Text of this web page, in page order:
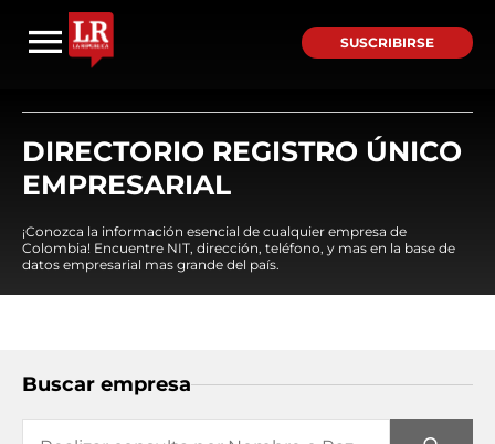
SUSCRIBIRSE
DIRECTORIO REGISTRO ÚNICO
EMPRESARIAL
¡Conozca la información esencial de cualquier empresa de
Colombia! Encuentre NIT, dirección, teléfono, y mas en la base de
datos empresarial mas grande del país.
Buscar empresa